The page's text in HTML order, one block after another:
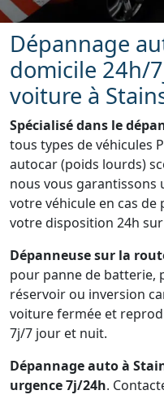
Dépannage
domicile 24h/
voiture à
Spécialisé dans le
tous types de véhicules
autocar (poids lourds)
nous vous garantissons
votre véhicule en cas de
votre disposition 24h
Dépanneuse sur la
pour panne de batterie,
réservoir ou inversion
voiture fermée et
7j/7 jour et nuit.
Dépannage auto à
urgence 7j/24h.